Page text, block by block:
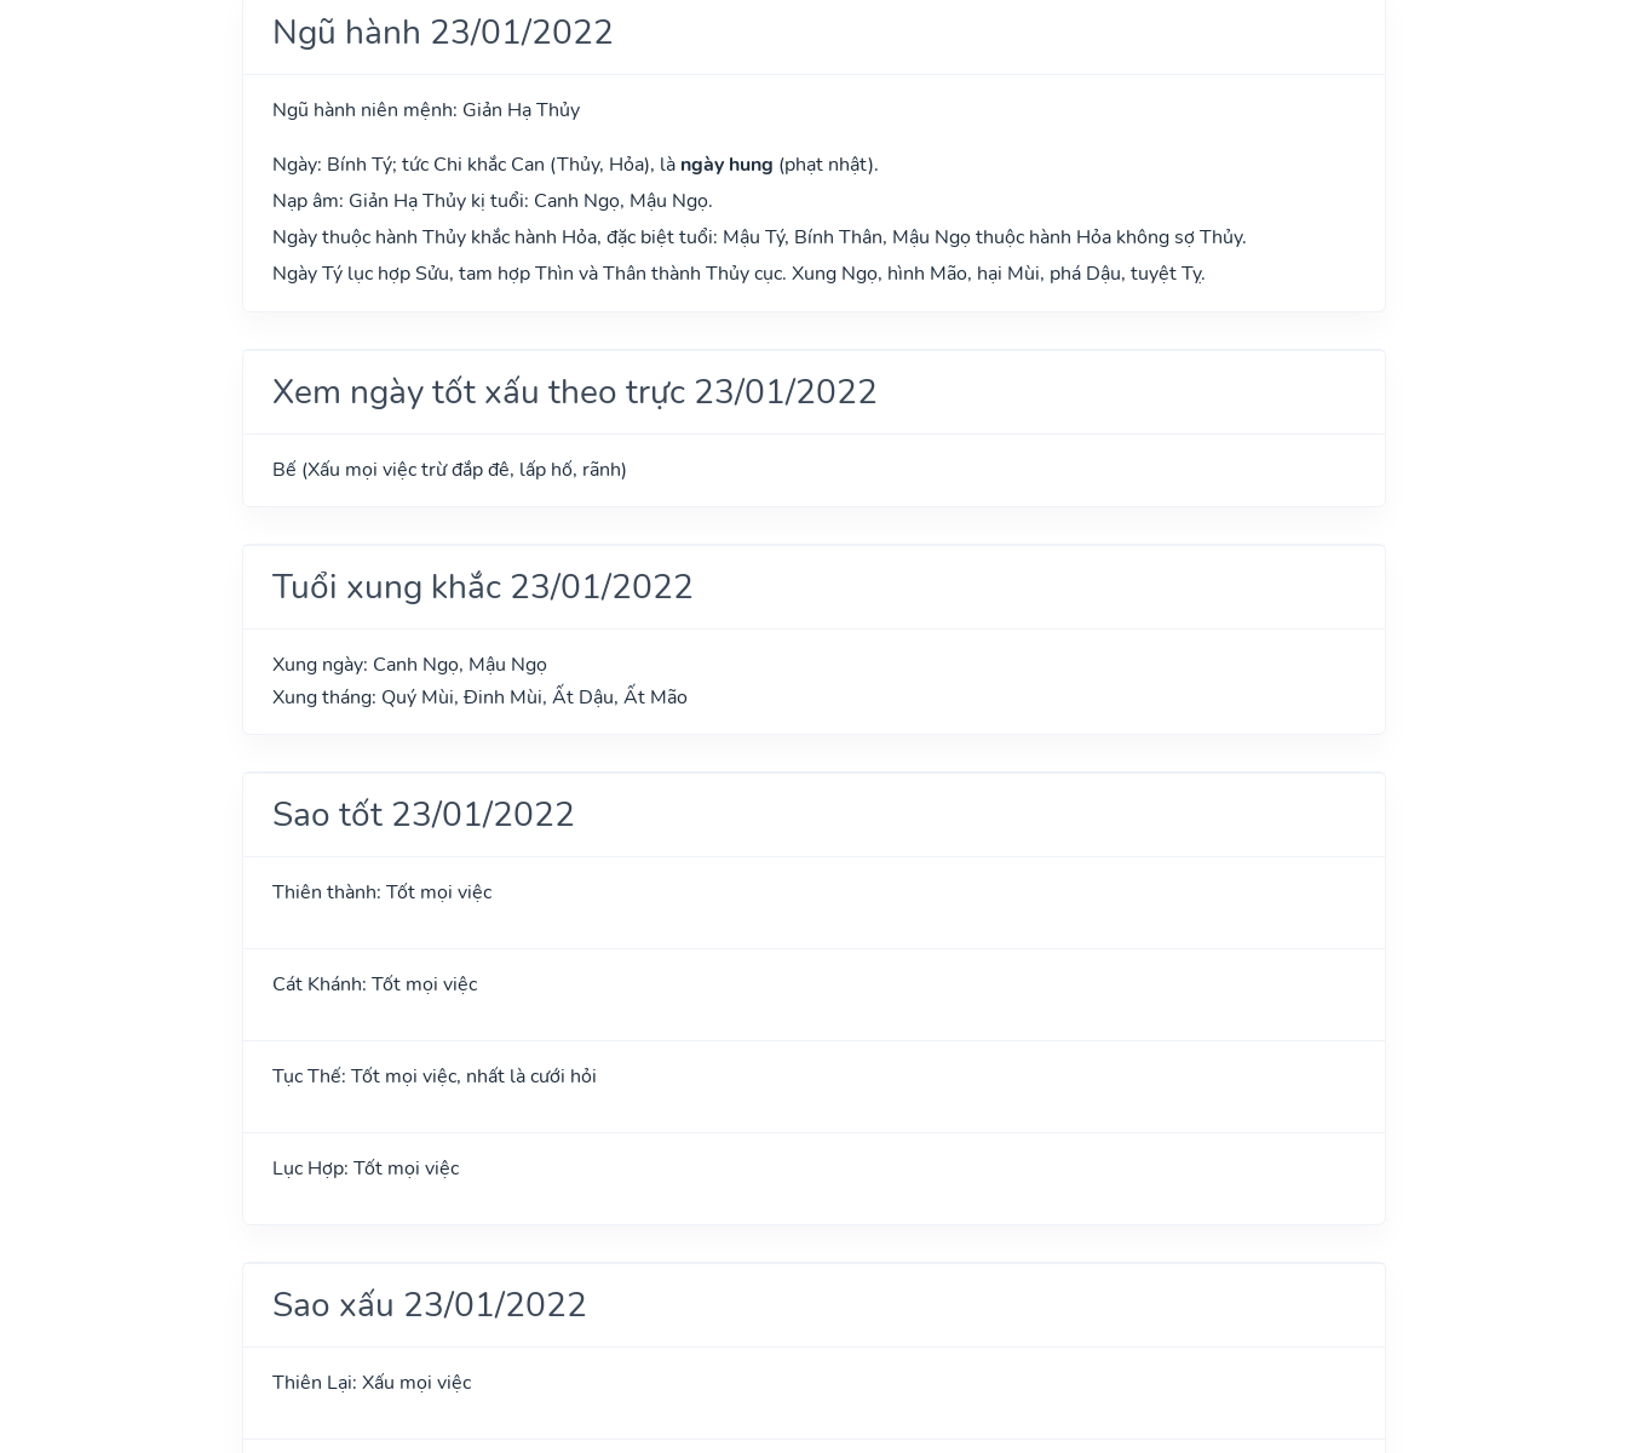
Ngũ hành 23/01/2022
Ngũ hành niên mệnh: Giản Hạ Thủy
Ngày: Bính Tý; tức Chi khắc Can (Thủy, Hỏa), là ngày hung (phạt nhật).
Nạp âm: Giản Hạ Thủy kị tuổi: Canh Ngọ, Mậu Ngọ.
Ngày thuộc hành Thủy khắc hành Hỏa, đặc biệt tuổi: Mậu Tý, Bính Thân, Mậu Ngọ thuộc hành Hỏa không sợ Thủy.
Ngày Tý lục hợp Sửu, tam hợp Thìn và Thân thành Thủy cục. Xung Ngọ, hình Mão, hại Mùi, phá Dậu, tuyệt Tỵ.
Xem ngày tốt xấu theo trực 23/01/2022
Bế (Xấu mọi việc trừ đắp đê, lấp hố, rãnh)
Tuổi xung khắc 23/01/2022
Xung ngày: Canh Ngọ, Mậu Ngọ
Xung tháng: Quý Mùi, Đinh Mùi, Ất Dậu, Ất Mão
Sao tốt 23/01/2022
Thiên thành: Tốt mọi việc
Cát Khánh: Tốt mọi việc
Tục Thế: Tốt mọi việc, nhất là cưới hỏi
Lục Hợp: Tốt mọi việc
Sao xấu 23/01/2022
Thiên Lại: Xấu mọi việc